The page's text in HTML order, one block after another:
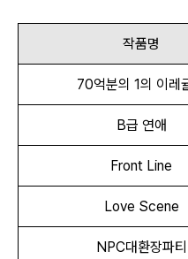
작품명
70억분의 1의 이레
B급 연애
Front Line
Love Scene
NPC대환장파티